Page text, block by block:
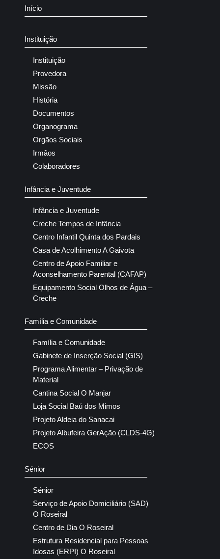
Início
Instituição
Instituição
Provedora
Missão
História
Documentos
Organograma
Orgãos Sociais
Irmãos
Colaboradores
Infância e Juventude
Infância e Juventude
Creche Tempos de Infância
Centro Infantil Quinta dos Pardais
Casa de Acolhimento A Gaivota
Centro de Apoio Familiar e
Aconselhamento Parental (CAFAP)
Equipamento Social Olhos de Água –
Creche
Família e Comunidade
Família e Comunidade
Gabinete de Inserção Social (GIS)
Programa Alimentar – Privação de
Material
Cantina Social O Manjar
Loja Social Baú dos Mimos
Projeto Aldeia do Sanacai
Projeto Albufeira GerAção (CLDS-4G)
ECOS
Sénior
Sénior
Serviço de Apoio Domiciliário (SAD)
O Roseiral
Centro de Dia O Roseiral
Estrutura Residencial para Pessoas
Idosas (ERPI) O Roseiral